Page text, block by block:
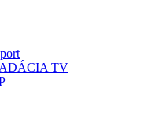
TV